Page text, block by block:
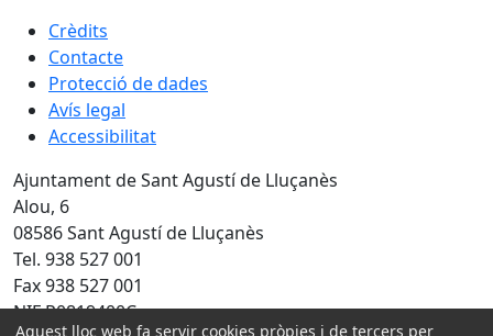
Crèdits
Contacte
Protecció de dades
Avís legal
Accessibilitat
Ajuntament de Sant Agustí de Lluçanès
Alou, 6
08586 Sant Agustí de Lluçanès
Tel. 938 527 001
Fax 938 527 001
NIF P0819400C
Aquest lloc web fa servir cookies pròpies i de tercers per